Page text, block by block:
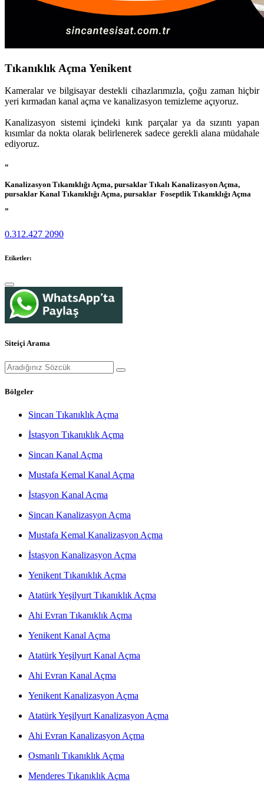
Tıkanıklık Açma Yenikent
Kameralar ve bilgisayar destekli cihazlarımızla, çoğu zaman hiçbir
yeri kırmadan kanal açma ve kanalizasyon temizleme açıyoruz.
Kanalizasyon sistemi içindeki kırık parçalar ya da sızıntı yapan
kısımlar da nokta olarak belirlenerek sadece gerekli alana müdahale
ediyoruz.
“
Kanalizasyon Tıkanıklığı Açma, pursaklar Tıkalı Kanalizasyon Açma,
pursaklar Kanal Tıkanıklığı Açma, pursaklar Foseptlik Tıkanıklığı Açma
”
0.312.427 2090
Etiketler:
Siteiçi Arama
Bölgeler
Sincan Tıkanıklık Açma
İstasyon Tıkanıklık Açma
Sincan Kanal Açma
Mustafa Kemal Kanal Açma
İstasyon Kanal Açma
Sincan Kanalizasyon Açma
Mustafa Kemal Kanalizasyon Açma
İstasyon Kanalizasyon Açma
Yenikent Tıkanıklık Açma
Atatürk Yeşilyurt Tıkanıklık Açma
Ahi Evran Tıkanıklık Açma
Yenikent Kanal Açma
Atatürk Yeşilyurt Kanal Açma
Ahi Evran Kanal Açma
Yenikent Kanalizasyon Açma
Atatürk Yeşilyurt Kanalizasyon Açma
Ahi Evran Kanalizasyon Açma
Osmanlı Tıkanıklık Açma
Menderes Tıkanıklık Açma